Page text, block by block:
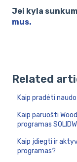
Jei kyla
mus.
Related
Kaip pradėti
Kaip paruošti
programas
Kaip įdiegti ir
programas?